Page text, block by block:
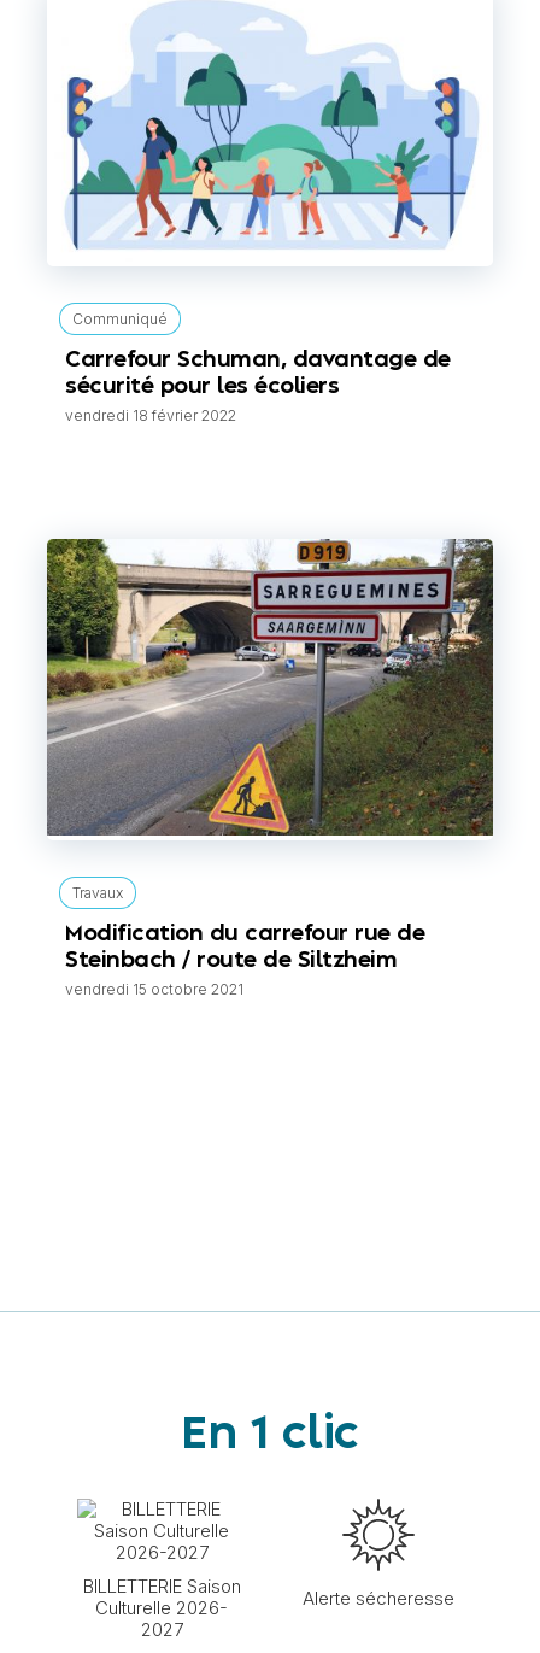
Communiqué
Carrefour Schuman, davantage de
sécurité pour les écoliers
vendredi 18 février 2022
Travaux
Modification du carrefour rue de
Steinbach / route de Siltzheim
vendredi 15 octobre 2021
En 1 clic
BILLETTERIE Saison
Culturelle 2026-
2027
Alerte sécheresse